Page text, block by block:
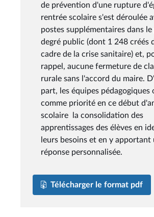
de prévention d'une rupture
rentrée scolaire s'est déroulée
postes supplémentaires dans
degré public (dont 1 248 créés
cadre de la crise sanitaire) et,
rappel, aucune fermeture de
rurale sans l'accord du maire.
part, les équipes pédagogiques
comme priorité en ce début
scolaire la consolidation des
apprentissages des élèves en
leurs besoins et en y apportant
réponse personnalisée.
Télécharger le format pdf